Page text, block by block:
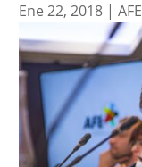
Ene 22, 2018| AFE